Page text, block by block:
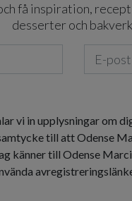
få inspiration,
desserter och
vi in upplysningar om
till att Odense
känner till Odense